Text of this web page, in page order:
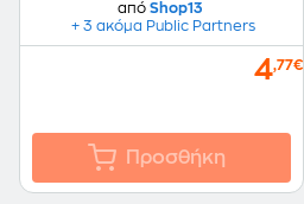
από Shop13
+ 3 ακόμα Public Partners
4,77€
Προσθήκη